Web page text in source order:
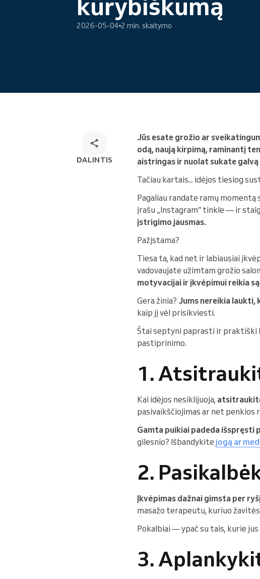
Internetinė rezervacija
Omnichannel rezervacijų
2026-05-04 2 min. skaitymo
DALINTIS
Jūs esate grožio ar
odą, naują kirpimą, raminantį
aistringas ir nuolat sukate
Tačiau kartais... idėjos tiesiog
Pagaliau randate ramų
įrašu „Instagram“ tinkle — ir
įstrigimo jausmas.
Pažįstama?
Tiesa ta, kad net ir labiausiai
vadovaujate užimtam grožio
motyvacijai ir įkvėpimui reikia
Gera žinia? Jums nereikia laukti,
kaip jį vėl prisikviesti.
Štai septyni paprasti ir praktiški
pastiprinimo.
1.
Kai idėjos nesiklijuoja,
pasivaikščiojimas ar net penkios
Gamta puikiai padeda išspręsti
gilesnio? Išbandykite jogą ar
2.
Įkvėpimas dažnai gimsta per
masažo terapeutu, kuriuo
Pokalbiai — ypač su tais, kurie
3.